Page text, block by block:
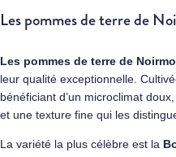
Les pommes de terre de
Les pommes de terre de
leur qualité exceptionnelle.
bénéficiant d’un microclimat
et une texture fine qui les
La variété la plus célèbre est la